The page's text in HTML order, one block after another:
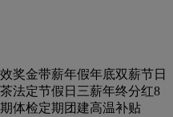
奖金带薪年假年底双薪节日
法定节假日三薪年终分红8
体检定期团建高温补贴